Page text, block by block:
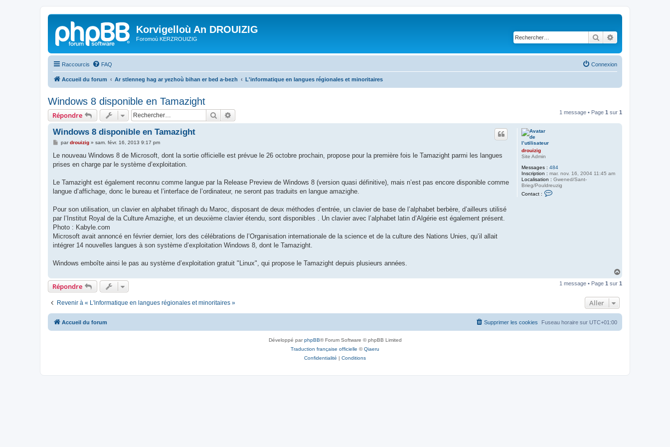
Korvigelloù An DROUIZIG
Foromoù KERZROUIZIG Rechercher
Raccourcis FAQ Connexion
Accueil du forum Ar stlenneg hag ar yezhoù bihan er bed a-bezh L'informatique en langues régionales et minoritaires
Windows 8 disponible en Tamazight
Répondre Rechercher 1 message • Page 1 sur 1
drouizig
Site Admin
Messages : 484
Inscription : mar. nov. 16, 2004 11:45 am
Localisation : Gwened/Sant-
Brieg/Pouldreuzig
Contact :
Windows 8 disponible en Tamazight
M
s
a
pardrouizig» sam. févr. 16, 2013 9:17 pm
Le nouveau Windows 8 de Microsoft, dont la sortie officielle est prévue le 26 octobre prochain, propose pour la première fois le Tamazight parmi les langues
prises en charge par le système d’exploitation.
Le Tamazight est également reconnu comme langue par la Release Preview de Windows 8 (version quasi définitive), mais n’est pas encore disponible comme
langue d’affichage, donc le bureau et l’interface de l’ordinateur, ne seront pas traduits en langue amazighe.
Pour son utilisation, un clavier en alphabet tifinagh du Maroc, disposant de deux méthodes d’entrée, un clavier de base de l’alphabet berbère, d’ailleurs utilisé
par l’Institut Royal de la Culture Amazighe, et un deuxième clavier étendu, sont disponibles . Un clavier avec l’alphabet latin d’Algérie est également présent.
Photo : Kabyle.com
Microsoft avait annoncé en février dernier, lors des célébrations de l’Organisation internationale de la science et de la culture des Nations Unies, qu’il allait
intégrer 14 nouvelles langues à son système d’exploitation Windows 8, dont le Tamazight.
Windows emboîte ainsi le pas au système d’exploitation gratuit "Linux", qui propose le Tamazight depuis plusieurs années.
u
Répondre 1 message • Page 1 sur 1
Revenir à « L'informatique en langues régionales et minoritaires » Aller
Accueil du forum Fuseau horaire sur UTC+01:00
Supprimer les cookies
Développé parphpBB® Forum Software © phpBB Limited
Traduction française officielle ©Qiaeru
Confidentialité | Conditions